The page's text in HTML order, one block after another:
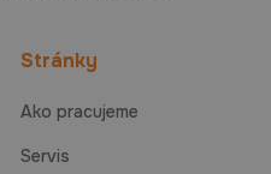
Stránky
Ako pracujeme
Servis